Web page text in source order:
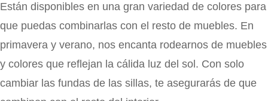
Están disponibles en una gran variedad de colores para
que puedas combinarlas con el resto de muebles. En
primavera y verano, nos encanta rodearnos de muebles
y colores que reflejan la cálida luz del sol. Con solo
cambiar las fundas de las sillas, te asegurarás de que